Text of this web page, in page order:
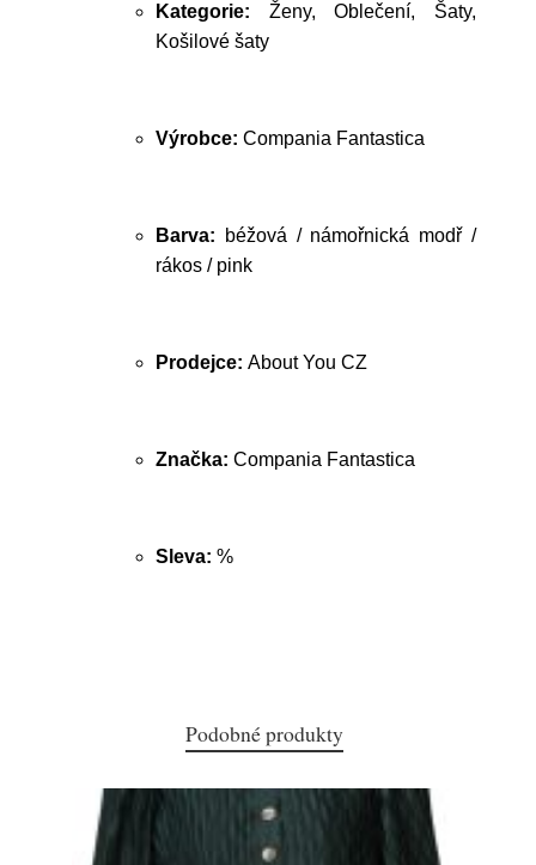
Kategorie: Ženy, Oblečení, Šaty,
Košilové šaty
Výrobce: Compania Fantastica
Barva:
béžová / námořnická modř /
rákos / pink
Prodejce: About You CZ
Značka: Compania Fantastica
Sleva: %
Podobné produkty